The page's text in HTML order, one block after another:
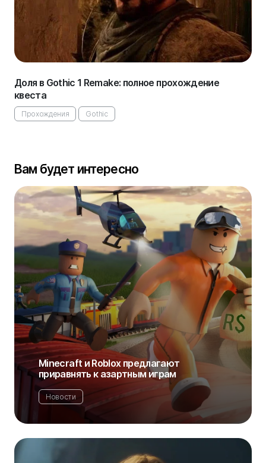
Доля в Gothic 1 Remake: полное прохождение
квеста
Прохождения Gothic
Вам будет интересно
Minecraft и Roblox предлагают
приравнять к азартным играм
Новости